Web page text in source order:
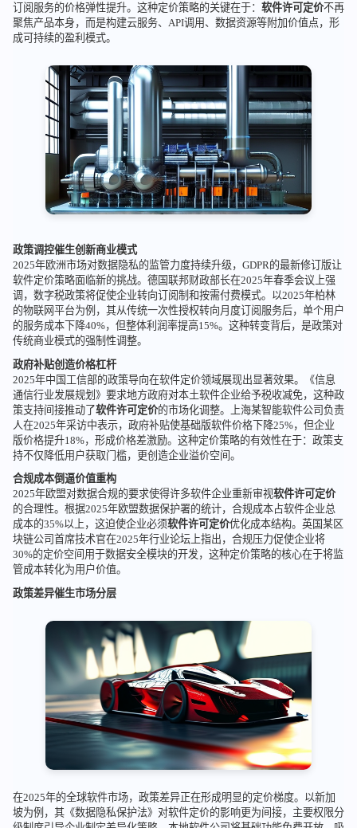
订阅服务的价格弹性提升。这种定价策略的关键在于： 软件许可定价不再
聚焦产品本身，而是构建云服务、API调用、数据资源等附加价值点，形
成可持续的盈利模式。
政策调控催生创新商业模式
2025年欧洲市场对数据隐私的监管力度持续升级，GDPR的最新修订版让
软件定价策略面临新的挑战。德国联邦财政部长在2025年春季会议上强
调，数字税政策将促使企业转向订阅制和按需付费模式。以2025年柏林
的物联网平台为例，其从传统一次性授权转向月度订阅服务后，单个用户
的服务成本下降40%，但整体利润率提高15%。这种转变背后，是政策对
传统商业模式的强制性调整。
政府补贴创造价格杠杆
2025年中国工信部的政策导向在软件定价领域展现出显著效果。《信息
通信行业发展规划》要求地方政府对本土软件企业给予税收减免，这种政
策支持间接推动了软件许可定价的市场化调整。上海某智能软件公司负责
人在2025年采访中表示，政府补贴使基础版软件价格下降25%，但企业
版价格提升18%，形成价格差激励。这种定价策略的有效性在于：政策支
持不仅降低用户获取门槛，更创造企业溢价空间。
合规成本倒逼价值重构
2025年欧盟对数据合规的要求使得许多软件企业重新审视软件许可定价
的合理性。根据2025年欧盟数据保护署的统计，合规成本占软件企业总
成本的35%以上，这迫使企业必须软件许可定价优化成本结构。英国某区
块链公司首席技术官在2025年行业论坛上指出，合规压力促使企业将
30%的定价空间用于数据安全模块的开发，这种定价策略的核心在于将监
管成本转化为用户价值。
政策差异催生市场分层
在2025年的全球软件市场，政策差异正在形成明显的定价梯度。以新加
坡为例，其《数据隐私保护法》对软件定价的影响更为间接，主要权限分